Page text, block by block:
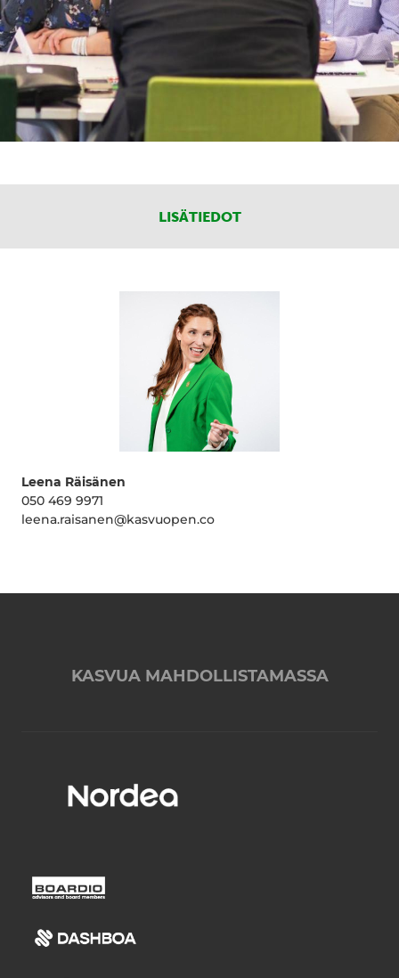
LISÄTIEDOT
Leena Räisänen
050 469 9971
leena.raisanen@kasvuopen.co
KASVUA MAHDOLLISTAMASSA